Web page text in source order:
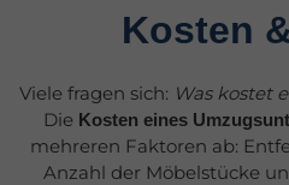
Kosten
Viele fragen sich: Was kostet
Die Kosten eines
mehreren Faktoren ab:
Anzahl der Möbelstücke